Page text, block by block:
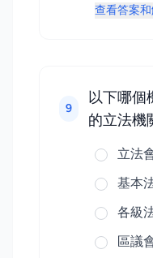
查看答案
9
以下哪個
的立法機
立法
基本
各級
區議